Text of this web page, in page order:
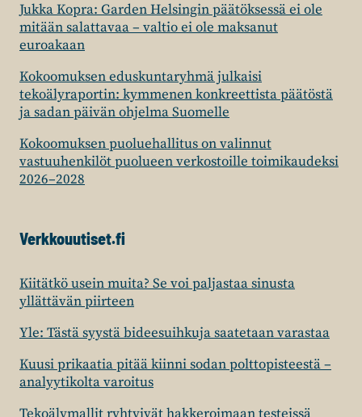
Jukka Kopra: Garden Helsingin päätöksessä ei ole
mitään salattavaa – valtio ei ole maksanut
euroakaan
Kokoomuksen eduskuntaryhmä julkaisi
tekoälyraportin: kymmenen konkreettista päätöstä
ja sadan päivän ohjelma Suomelle
Kokoomuksen puoluehallitus on valinnut
vastuuhenkilöt puolueen verkostoille toimikaudeksi
2026–2028
Verkkouutiset.fi
Kiitätkö usein muita? Se voi paljastaa sinusta
yllättävän piirteen
Yle: Tästä syystä bideesuihkuja saatetaan varastaa
Kuusi prikaatia pitää kiinni sodan polttopisteestä –
analyytikolta varoitus